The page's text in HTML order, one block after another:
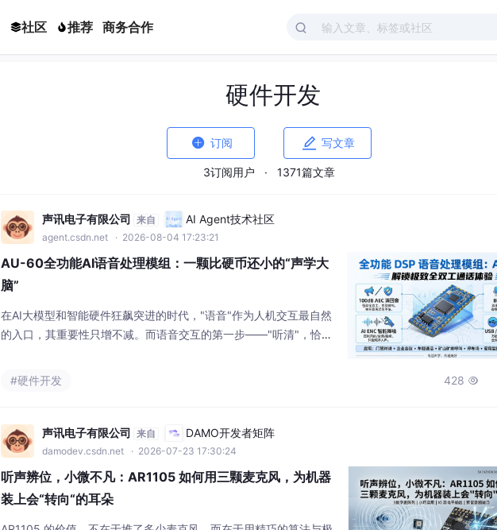
社区 推荐 商务合作
硬件开发
 订阅  写文章
3订阅用户 · 1371篇文章
声讯电子有限公司 来自 AI Agent技术社区
agent.csdn.net · 2026-08-04 17:23:21
AU-60全功能AI语音处理模组：一颗比硬币还小的“声学大
脑”
在AI大模型和智能硬件狂飙突进的时代，"语音"作为人机交互最自然
的入口，其重要性只增不减。而语音交互的第一步——"听清"，恰恰
#硬件开发 428 
声讯电子有限公司 来自 DAMO开发者矩阵
damodev.csdn.net · 2026-07-23 17:30:24
听声辨位，小微不凡：AR1105 如何用三颗麦克风，为机器
装上会“转向“的耳朵